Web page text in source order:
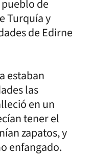
de
Turquía y
de Edirne
estaban
las
en un
tener el
zapatos, y
enfangado.